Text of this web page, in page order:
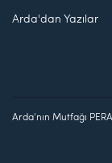
Arda'dan Yazılar
Arda'nın Mutfağı